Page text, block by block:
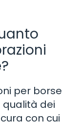
per borse
dei
con cui